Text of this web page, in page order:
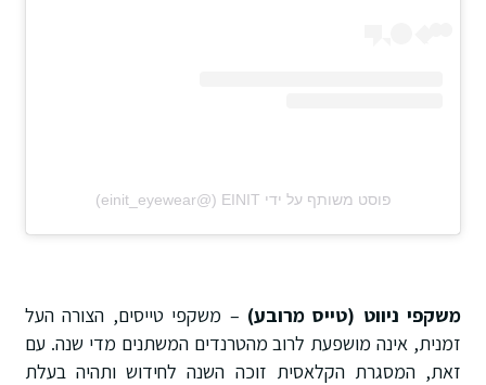
פוסט משותף על ידי ‏‎EINIT‎‏ (@‏‎einit_eyewear‎‏)
משקפי ניווט (טייס מרובע) – משקפי טייסים, הצורה העל
זמנית, אינה מושפעת לרוב מהטרנדים המשתנים מדי שנה. עם
זאת, המסגרת הקלאסית זוכה השנה לחידוש ותהיה בעלת